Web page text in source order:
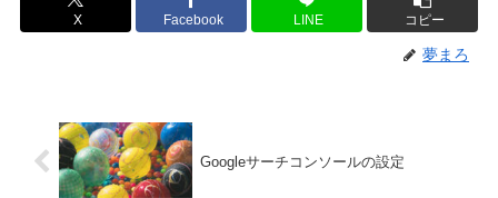
X Facebook LINE コピー
夢まろ
Googleサーチコンソールの設定